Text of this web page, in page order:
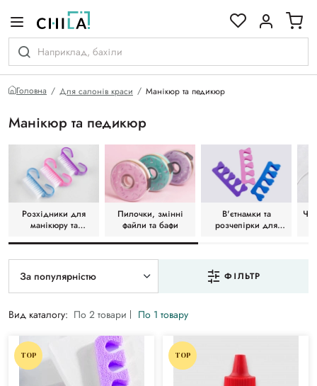
Головна Для салонів краси Манікюр та педикюр
Манікюр та педикюр
Розхідники для
манікюру та
Пилочки, змінні
файли та бафи
В'єтнамки та
розчепірки для
За популярністю ФІЛЬТР
Вид каталогу: По 2 товари По 1 товару
TOP TOP
гамі